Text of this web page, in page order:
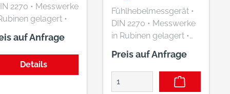
• Messwerke
gelagert •
der
•
Gehäuse
auf Anfrage
Details
Fühlhebelmessgerät •
DIN 2270 • Messwerke
in Rubinen gelagert •
Umschaltung der
Messrichtung •
Gehäuse mit drei
Preis auf Anfrage